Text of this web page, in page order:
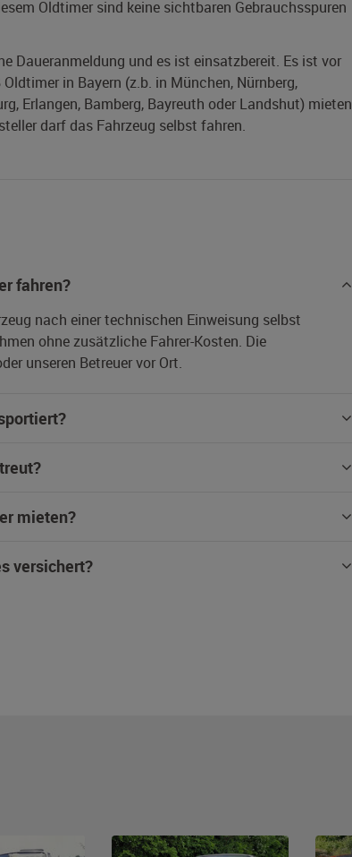
Oldtimer sind keine sichtbaren Gebrauchsspuren
Daueranmeldung und es ist einsatzbereit. Es ist vor
in Bayern (z.b. in München, Nürnberg,
Erlangen, Bamberg, Bayreuth oder Landshut) mieten
darf das Fahrzeug selbst fahren.
fahren?
nach einer technischen Einweisung selbst
ohne zusätzliche Fahrer-Kosten. Die
unseren Betreuer vor Ort.
mieten?
versichert?